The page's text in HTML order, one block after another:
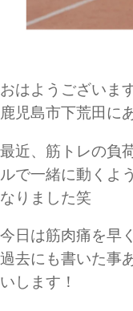
おはようございま
鹿児島市下荒田に
最近、筋トレの負
ルで一緒に動くよ
なりました笑
今日は筋肉痛を早
過去にも書いた事
いします！